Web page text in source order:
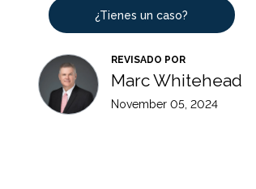
¿Tienes un caso?
REVISADO POR
Marc Whitehead
November 05, 2024